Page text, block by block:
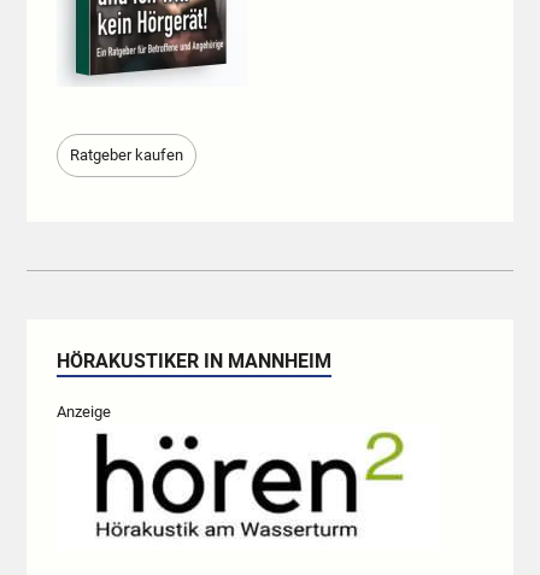
Ratgeber kaufen
HÖRAKUSTIKER IN MANNHEIM
Anzeige